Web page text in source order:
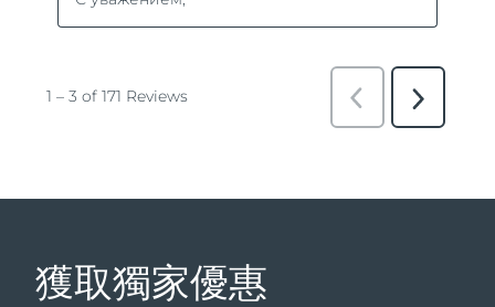
獲取獨家優惠